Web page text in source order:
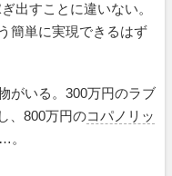
出すことに違いない。
簡単に実現できるはず
がいる。300万円のラブ
、800万円のコパノリッ
。